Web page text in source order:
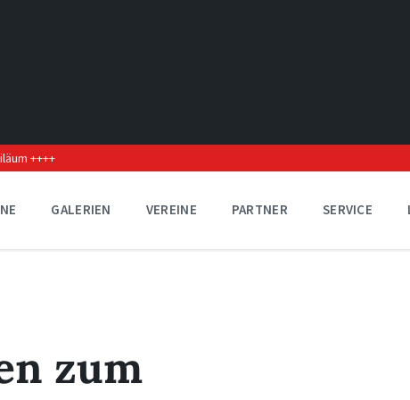
++++
GALERIEN VEREINE PARTNER SERVICE
zum